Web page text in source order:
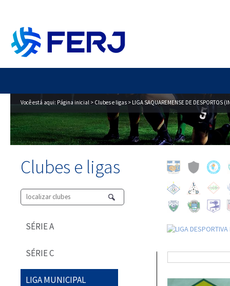
Você está aqui: Página inicial > Clubes e ligas > LIGA SAQUAREMENSE DE DESPORTOS
Clubes e ligas
SÉRIE A
SÉRIE C
LIGA MUNICIPAL